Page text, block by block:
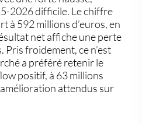
2026 difficile. Le chiffre
à 592 millions d’euros, en
net affiche une perte
Pris froidement, ce n’est
a préféré retenir le
positif, à 63 millions
attendus sur